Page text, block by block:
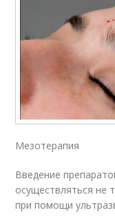
Мезотерапия
Введение
осуществляться не
при помощи